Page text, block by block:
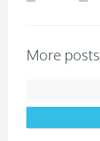
More posts